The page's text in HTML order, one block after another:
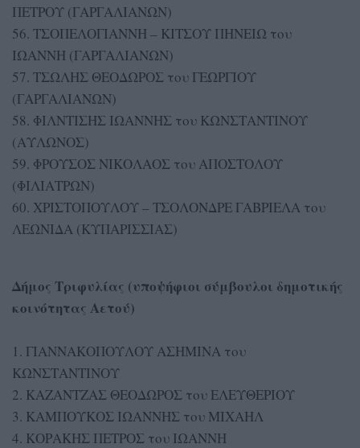
ΠΕΤΡΟΥ (ΓΑΡΓΑΛΙΑΝΩΝ)
56. ΤΣΟΠΕΛΟΓΙΑΝΝΗ – ΚΙΤΣΟΥ ΠΗΝΕΙΩ του
ΙΩΑΝΝΗ (ΓΑΡΓΑΛΙΑΝΩΝ)
57. ΤΣΩΛΗΣ ΘΕΟΔΩΡΟΣ του ΓΕΩΡΓΙΟΥ
(ΓΑΡΓΑΛΙΑΝΩΝ)
58. ΦΙΛΝΤΙΣΗΣ ΙΩΑΝΝΗΣ του ΚΩΝΣΤΑΝΤΙΝΟΥ
(ΑΥΛΩΝΟΣ)
59. ΦΡΟΥΣΟΣ ΝΙΚΟΛΑΟΣ του ΑΠΟΣΤΟΛΟΥ
(ΦΙΛΙΑΤΡΩΝ)
60. ΧΡΙΣΤΟΠΟΥΛΟΥ – ΤΣΟΛΟΝΔΡΕ ΓΑΒΡΙΕΛΑ του
ΛΕΩΝΙΔΑ (ΚΥΠΑΡΙΣΣΙΑΣ)
Δήμος Τριφυλίας (υποψήφιοι σύμβουλοι δημοτικής
κοινότητας Αετού)
1. ΓΙΑΝΝΑΚΟΠΟΥΛΟΥ ΑΣΗΜΙΝΑ του
ΚΩΝΣΤΑΝΤΙΝΟΥ
2. ΚΑΖΑΝΤΖΑΣ ΘΕΟΔΩΡΟΣ του ΕΛΕΥΘΕΡΙΟΥ
3. ΚΑΜΠΟΥΚΟΣ ΙΩΑΝΝΗΣ του ΜΙΧΑΗΛ
4. ΚΟΡΑΚΗΣ ΠΕΤΡΟΣ του ΙΩΑΝΝΗ